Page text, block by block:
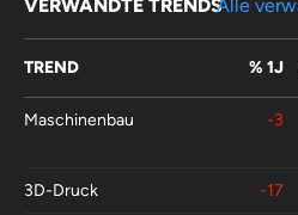
VERWANDTE TRENDS
TREND % 1J
Maschinenbau -3
3D-Druck -17
Alle